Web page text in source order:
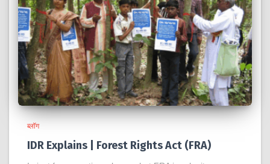
ब्लॉग
IDR Explains | Forest Rights Act (FRA)